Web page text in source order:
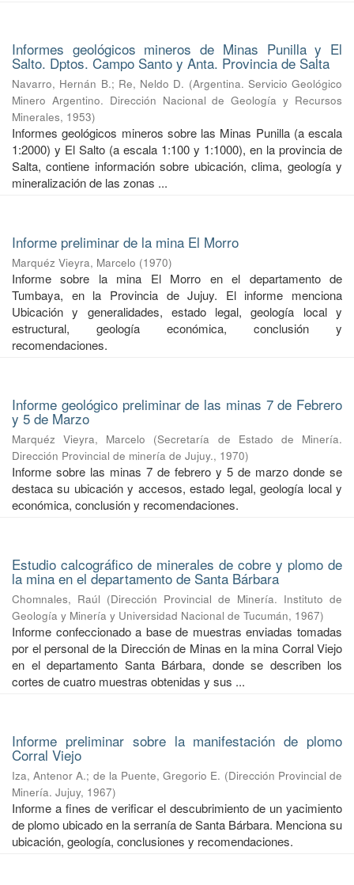
Informes geológicos mineros de Minas Punilla y El
Salto. Dptos. Campo Santo y Anta. Provincia de Salta
Navarro, Hernán B.; Re, Neldo D. (Argentina. Servicio Geológico
Minero Argentino. Dirección Nacional de Geología y Recursos
Minerales, 1953)
Informes geológicos mineros sobre las Minas Punilla (a escala
1:2000) y El Salto (a escala 1:100 y 1:1000), en la provincia de
Salta, contiene información sobre ubicación, clima, geología y
mineralización de las zonas ...
Informe preliminar de la mina El Morro
Marquéz Vieyra, Marcelo (1970)
Informe sobre la mina El Morro en el departamento de
Tumbaya, en la Provincia de Jujuy. El informe menciona
Ubicación y generalidades, estado legal, geología local y
estructural, geología económica, conclusión y
recomendaciones.
Informe geológico preliminar de las minas 7 de Febrero
y 5 de Marzo
Marquéz Vieyra, Marcelo (Secretaría de Estado de Minería.
Dirección Provincial de minería de Jujuy., 1970)
Informe sobre las minas 7 de febrero y 5 de marzo donde se
destaca su ubicación y accesos, estado legal, geología local y
económica, conclusión y recomendaciones.
Estudio calcográfico de minerales de cobre y plomo de
la mina en el departamento de Santa Bárbara
Chomnales, Raúl (Dirección Provincial de Minería. Instituto de
Geología y Minería y Universidad Nacional de Tucumán, 1967)
Informe confeccionado a base de muestras enviadas tomadas
por el personal de la Dirección de Minas en la mina Corral Viejo
en el departamento Santa Bárbara, donde se describen los
cortes de cuatro muestras obtenidas y sus ...
Informe preliminar sobre la manifestación de plomo
Corral Viejo
Iza, Antenor A.; de la Puente, Gregorio E. (Dirección Provincial de
Minería. Jujuy, 1967)
Informe a fines de verificar el descubrimiento de un yacimiento
de plomo ubicado en la serranía de Santa Bárbara. Menciona su
ubicación, geología, conclusiones y recomendaciones.